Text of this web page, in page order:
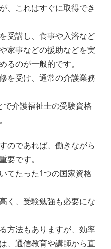
、これはすぐに取得でき
受講し、食事や入浴など
家事などの援助などを実
るのが一般的です。
を受け、通常の介護業務
介護福祉士の受験資格
のであれば、働きながら
要です。
てたった1つの国家資格
く、受験勉強も必要にな
方法もありますが、効率
、通信教育や講師から直